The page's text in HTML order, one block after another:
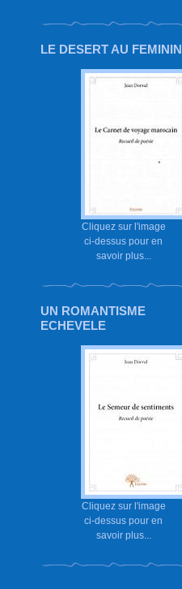
LE DESERT AU FEMININ
Cliquez sur l'image
ci-dessus pour en
savoir plus...
UN ROMANTISME
ECHEVELE
Cliquez sur l'image
ci-dessus pour en
savoir plus...